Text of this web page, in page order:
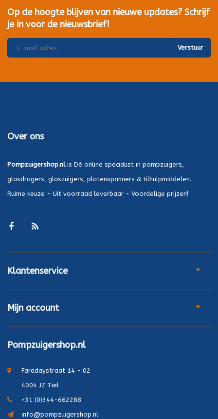
Op de hoogte blijven van nieuwe updates? Schrijf
je in voor de nieuwsbrief!
Verstuur
Over ons
Pompzuigershop.nlis Dé online specialist in pompzuigers,
glasdragers, glaszuigers, platenspanners & tilhulpmiddelen.
Ruime keuze - Uit voorraad leverbaar - Voordelige prijzen!
Klantenservice
Mijn account
Pompzuigershop.nl
Faradaystraat 14 - 02
4004 JZ Tiel
+31 (0)344-662288
info@pompzuigershop.nl